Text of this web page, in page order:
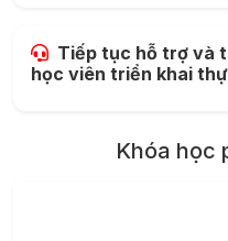
Tiếp tục hỗ trợ và
học viên triển khai
Khóa học